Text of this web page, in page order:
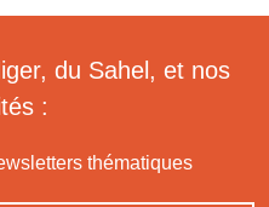
du Sahel, et nos
:
thématiques